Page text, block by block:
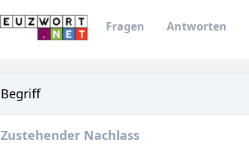
Fragen Antworten
Begriff
Zustehender Nachlass